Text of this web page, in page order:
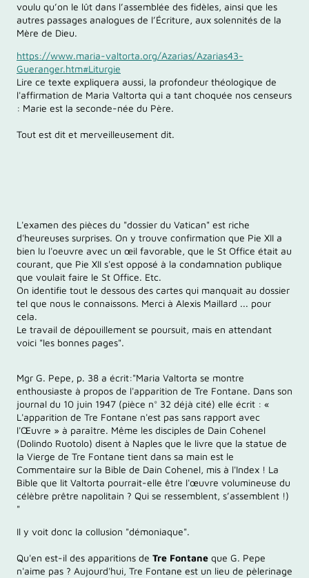
voulu qu’on le lût dans l’assemblée des fidèles, ainsi que les
autres passages analogues de l’Écriture, aux solennités de la
Mère de Dieu.
https://www.maria-valtorta.org/Azarias/Azarias43-
Gueranger.htm#Liturgie
Lire ce texte expliquera aussi, la profondeur théologique de
l'affirmation de Maria Valtorta qui a tant choquée nos censeurs
: Marie est la seconde-née du Père.
Tout est dit et merveilleusement dit.
L'examen des pièces du "dossier du Vatican" est riche
d'heureuses surprises. On y trouve confirmation que Pie XII a
bien lu l'oeuvre avec un œil favorable, que le St Office était au
courant, que Pie XII s'est opposé à la condamnation publique
que voulait faire le St Office. Etc.
On identifie tout le dessous des cartes qui manquait au dossier
tel que nous le connaissons. Merci à Alexis Maillard ... pour
cela.
Le travail de dépouillement se poursuit, mais en attendant
voici "les bonnes pages".
Mgr G. Pepe, p. 38 a écrit:"Maria Valtorta se montre
enthousiaste à propos de l'apparition de Tre Fontane. Dans son
journal du 10 juin 1947 (pièce n° 32 déjà cité) elle écrit : «
L'apparition de Tre Fontane n'est pas sans rapport avec
l'Œuvre » à paraître. Même les disciples de Dain Cohenel
(Dolindo Ruotolo) disent à Naples que le livre que la statue de
la Vierge de Tre Fontane tient dans sa main est le
Commentaire sur la Bible de Dain Cohenel, mis à l'Index ! La
Bible que lit Valtorta pourrait-elle être l'œuvre volumineuse du
célèbre prêtre napolitain ? Qui se ressemblent, s’assemblent !)
"
Il y voit donc la collusion "démoniaque".
Qu'en est-il des apparitions de Tre Fontane que G. Pepe
n'aime pas ? Aujourd'hui, Tre Fontane est un lieu de pèlerinage